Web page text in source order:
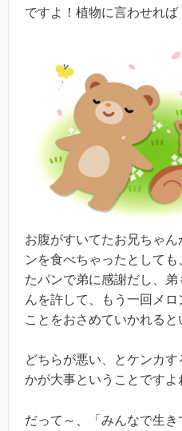
ですよ！植物に言わせれば
お腹がすいてたお兄ちゃ
ンを食べちゃったとして
たパンで弟に感謝だし、
んを許して、もう一回メロ
ことをおさめていかれると
どちらが悪い、とケンカ
かが大事ということですよ
だって～、「みんなで生き